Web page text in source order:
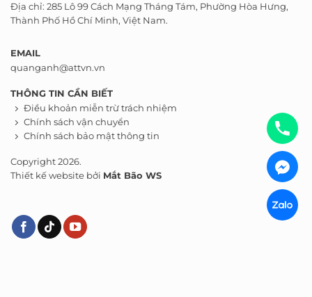
Địa chỉ: 285 Lô 99 Cách Mạng Tháng Tám, Phường Hòa Hưng,
Thành Phố Hồ Chí Minh, Việt Nam.
EMAIL
quanganh@attvn.vn
THÔNG TIN CẦN BIẾT
Điều khoản miễn trừ trách nhiệm
Chính sách vận chuyển
Chính sách bảo mật thông tin
Copyright 2026.
Thiết kế website bởi Mắt Bão WS